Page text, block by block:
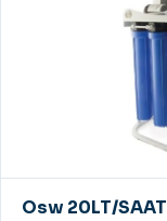
Osw 20LT/SAAT